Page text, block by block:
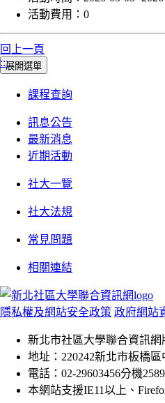
活動費用： 0
回上一頁
:::展開選單
課程查詢
訊息公告
最新消息
近期活動
社大一覽
社大法規
常見問題
相關連結
隱私權及網站安全政策 政府網站
新北市社區大學聯合資訊網
地址：220242新北市板橋
電話：02-29603456分機2589
本網站支援IE11以上、